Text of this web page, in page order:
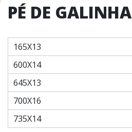
PÉ DE GALINHA
165X13
600X14
645X13
700X16
735X14